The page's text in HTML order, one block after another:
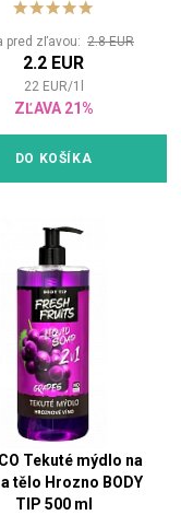
pred zľavou: 2.8 EUR
2.2 EUR
22 EUR/1
ZĽAVA 21%
DO KOŠÍKA
Tekuté mýdlo na
tělo Hrozno BODY
TIP 500 ml